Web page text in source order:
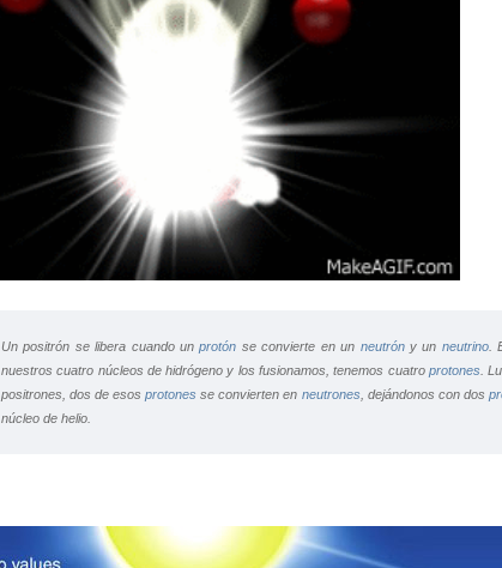
Un positrón se libera cuando unprotón se convierte en un neutróny un neutrino.
nuestros cuatro núcleos de hidrógeno y los fusionamos, tenemos cuatro protones.
positrones, dos de esosprotones se convierten en neutrones, dejándonos con dos
núcleo de helio.